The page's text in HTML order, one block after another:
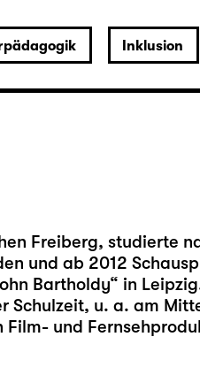
Inklusion
Freiberg, studierte
und ab 2012
Bartholdy“ in
Schulzeit, u. a. am
und